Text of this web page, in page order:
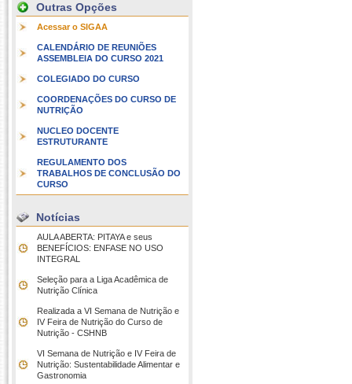
Outras Opções
Acessar o SIGAA
CALENDÁRIO DE REUNIÕES
ASSEMBLEIA DO CURSO 2021
COLEGIADO DO CURSO
COORDENAÇÕES DO CURSO DE
NUTRIÇÃO
NUCLEO DOCENTE
ESTRUTURANTE
REGULAMENTO DOS
TRABALHOS DE CONCLUSÃO DO
CURSO
Notícias
AULA ABERTA: PITAYA e seus
BENEFÍCIOS: ENFASE NO USO
INTEGRAL
Seleção para a Liga Acadêmica de
Nutrição Clínica
Realizada a VI Semana de Nutrição e
IV Feira de Nutrição do Curso de
Nutrição - CSHNB
VI Semana de Nutrição e IV Feira de
Nutrição: Sustentabilidade Alimentar e
Gastronomia